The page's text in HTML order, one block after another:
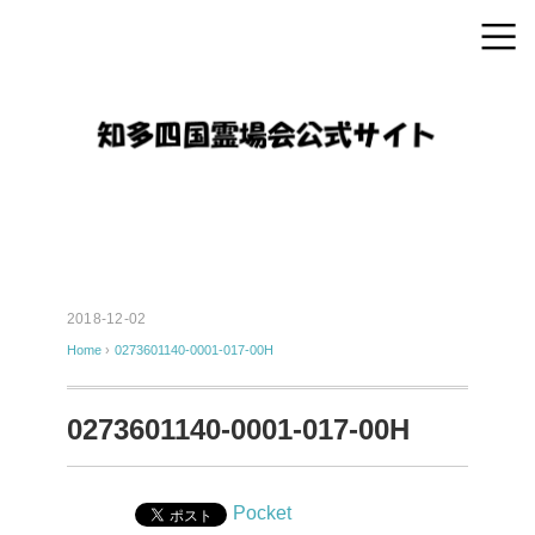
2018-12-02
Home › 0273601140-0001-017-00H
0273601140-0001-017-00H
Pocket